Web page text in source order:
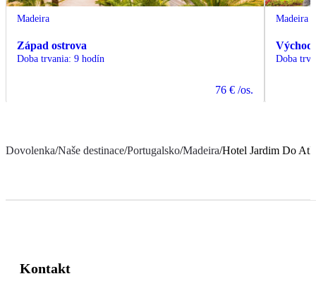
Madeira
Západ ostrova
Doba trvania: 9 hodín
76 € /os.
Madeira
Východ
Doba
Dovolenka/Naše destinace/Portugalsko/Madeira/Hotel Jardim Do
Kontakt